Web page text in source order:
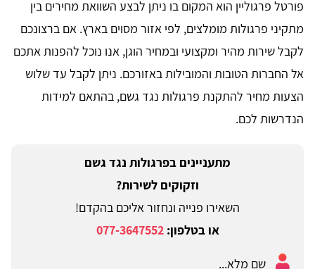
פורטל פרגוליין הוא המקום בו ניתן לבצע השוואת מחירים בין
מתקיני פרגולות מומלצים, לפי אזור מסוים בארץ. אם ברצונכם
לקבל שירות מהיר ומקצועי ובמחיר הוגן, אנו נוכל להפנות אתכם
אל החברות הטובות והמובילות באזורכם. ניתן לקבל עד שלוש
הצעות מחיר להתקנת פרגולות נגד גשם, בהתאם למידות
הנדרשות לכם.
מתעניינים בפרגולות נגד גשם
וזקוקים לשירות?
השאירו פנייה ונחזור אליכם בהקדם!
או בטלפון:077-3647552